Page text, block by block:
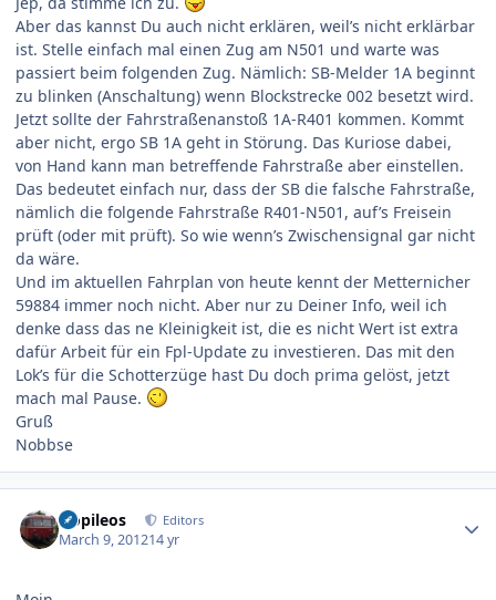
Aber das kannst Du auch nicht erklären, weil’s nicht erklärbar
ist. Stelle einfach mal einen Zug am N501 und warte was
passiert beim folgenden Zug. Nämlich: SB-Melder 1A beginnt
zu blinken (Anschaltung) wenn Blockstrecke 002 besetzt wird.
Jetzt sollte der Fahrstraßenanstoß 1A-R401 kommen. Kommt
aber nicht, ergo SB 1A geht in Störung. Das Kuriose dabei,
von Hand kann man betreffende Fahrstraße aber einstellen.
Das bedeutet einfach nur, dass der SB die falsche Fahrstraße,
nämlich die folgende Fahrstraße R401-N501, auf’s Freisein
prüft (oder mit prüft). So wie wenn’s Zwischensignal gar nicht
da wäre.
Und im aktuellen Fahrplan von heute kennt der Metternicher
59884 immer noch nicht. Aber nur zu Deiner Info, weil ich
denke dass das ne Kleinigkeit ist, die es nicht Wert ist extra
dafür Arbeit für ein Fpl-Update zu investieren. Das mit den
Lok’s für die Schotterzüge hast Du doch prima gelöst, jetzt
mach mal Pause.
Gruß
Nobbse
Nopileos Editors
March 9, 201214 yr